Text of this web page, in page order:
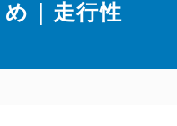
｜走行性